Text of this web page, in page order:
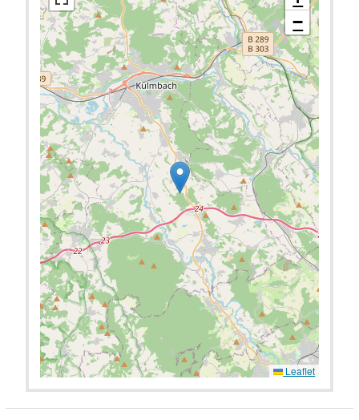
−
Leaflet